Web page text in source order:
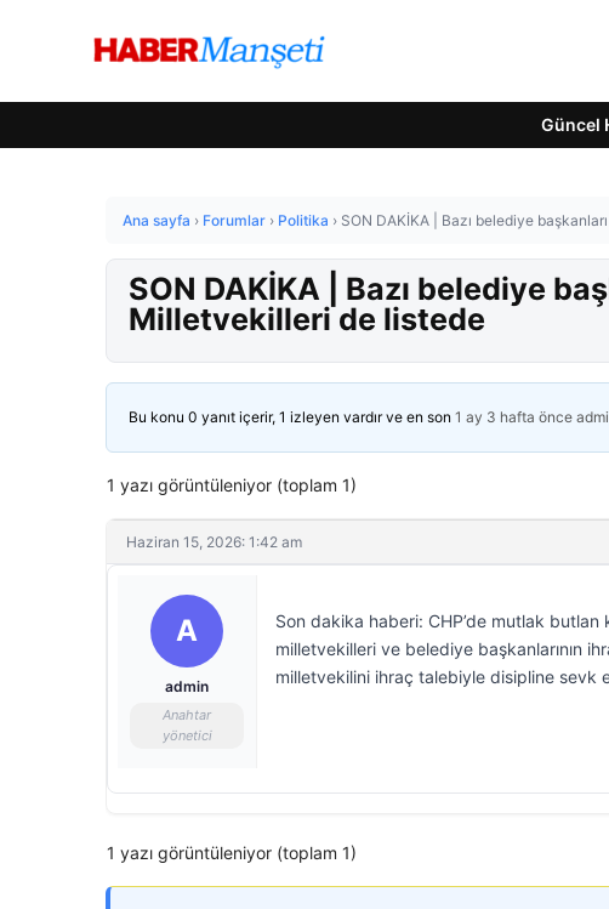
Güncel
Ana sayfa › Forumlar › Politika › SON DAKİKA | Bazı belediye
SON DAKİKA | Bazı belediye
Milletvekilleri de listede
Bu konu 0 yanıt içerir, 1 izleyen vardır ve en son 1 ay 3 hafta önce
1 yazı görüntüleniyor (toplam 1)
Haziran 15, 2026: 1:42 am
A
admin
Anahtar
yönetici
Son dakika haberi: CHP’de mutlak butlan
milletvekilleri ve belediye başkanlarının
milletvekilini ihraç talebiyle disipline sevk
1 yazı görüntüleniyor (toplam 1)